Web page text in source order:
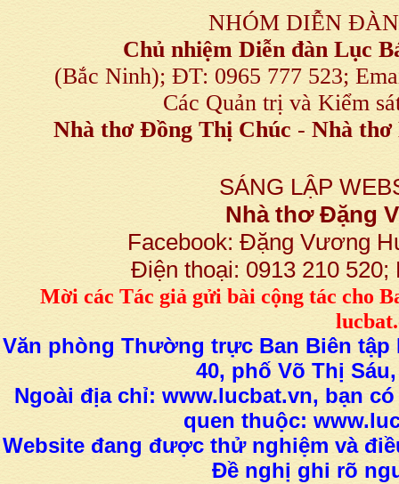
NHÓM DIỄN
Chủ nhiệm Diễn đàn Lục
(Bắc Ninh); ĐT: 0965 777 523;
Các Quản trị và Kiểm
Nhà thơ Đồng Thị Chúc - Nhà thơ
SÁNG LẬP
Nhà thơ Đặng
Facebook: Đặng Vương
Điện thoại: 0913 210
Mời các Tác giả gửi bàicộng tác cho
Văn phòng Thường trực Ban Biên tập
40, phố Võ Thị
Ngoài địa chỉ: www.lucbat.vn, bạn
quen thuộc:
Website đang được thử nghiệm và
Đề nghị ghi rõ